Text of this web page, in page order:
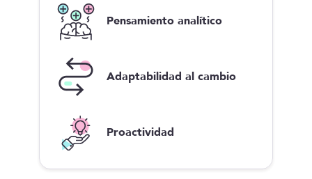
Pensamiento analítico
Adaptabilidad al cambio
Proactividad